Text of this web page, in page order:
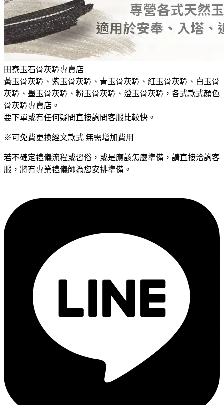
田寮玉石骨灰罈專賣店
黃玉骨灰罈、紫玉骨灰罈、青玉骨灰罈、紅玉骨灰罈、白玉骨
灰罈、墨玉骨灰罈、粉玉骨灰罈、澄玉骨灰罈，各式款式顏色
骨灰罈專賣店。
要下單或有任何疑問直接詢問客服比較快。
※可免費更換經文款式 無需增加費用
若不確定禮儀流程或習俗，或是應該怎麼準備，請直接洽詢客
服，將有專業禮儀師為您安排準備。